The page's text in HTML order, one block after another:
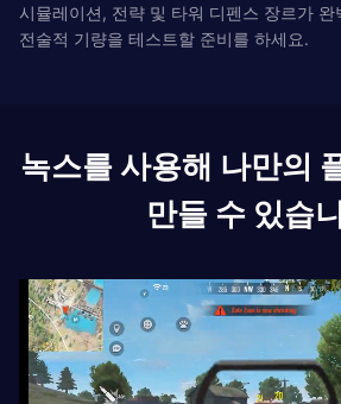
시뮬레이션, 전략 및 타워 디펜스 장르가 완
전술적 기량을 테스트할 준비를 하세요.
녹스를 사용해 나만의
만들 수 있습